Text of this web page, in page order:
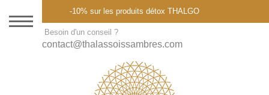
DESTINATION
THALASSO SPA
CURES ET FORFAITS
-10% sur les produits détox THALGO
Besoin d'un conseil ?
contact@thalassoissambres.com